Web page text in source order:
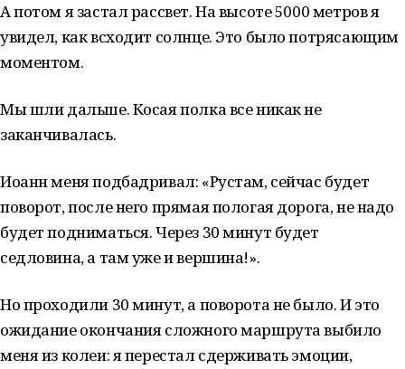
А потом я застал рассвет. На высоте 5000 метров я
увидел, как всходит солнце. Это было потрясающим
моментом.
Мы шли дальше. Косая полка все никак не
заканчивалась.
Иоанн меня подбадривал: «Рустам, сейчас будет
поворот, после него прямая пологая дорога, не надо
будет подниматься. Через 30 минут будет
седловина, а там уже и вершина!».
Но проходили 30 минут, а поворота не было. И это
ожидание окончания сложного маршрута выбило
меня из колеи: я перестал сдерживать эмоции,